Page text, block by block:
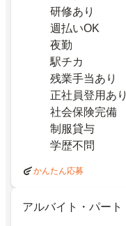
研修あり
週払いOK
夜勤
駅チカ
残業手当あり
正社員登用あり
社会保険完備
制服貸与
学歴不問
かんたん応募
アルバイト・パート